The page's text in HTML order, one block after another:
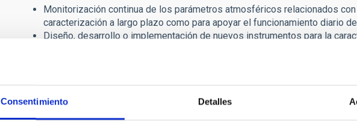
Consentimiento Detalles
Monitorización continua de los parámetros atmosféricos relacionados
caracterización a largo plazo como para apoyar el funcionamiento diario
Diseño, desarrollo o implementación de nuevos instrumentos para la
Liderando investigaciones en Óptica Atmosférica y nuevas técnicas
Participar y liderar campañas internacionales de caracterización de
Publicación de resultados en foros especializados.
Prestar apoyo o asesoramiento para ayudar en los procesos de diseño
telescópicos.